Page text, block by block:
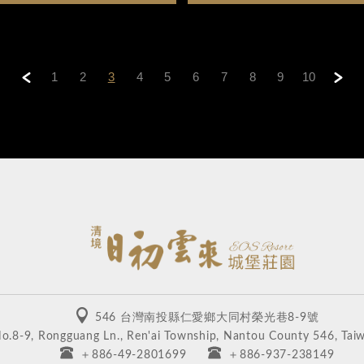
1 2 3 4 5 6 7 8 9 10
546 台灣南投縣仁愛鄉大同村榮光巷8-9號
9, Rongguang Ln., Ren'ai Township, Nantou County 546,
＋886-49-2801699
＋886-937-238149